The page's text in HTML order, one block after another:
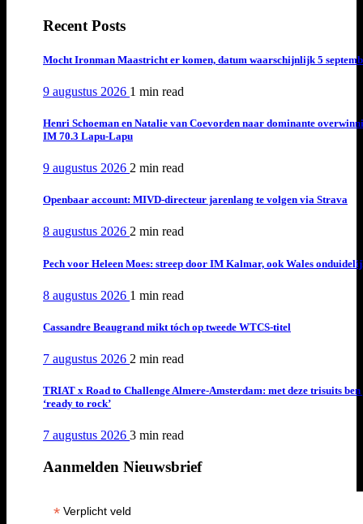
Recent Posts
Mocht Ironman Maastricht er komen, datum waarschijnlijk 5
9 augustus 2026 1 min read
Henri Schoeman en Natalie van Coevorden naar dominante
IM 70.3 Lapu-Lapu
9 augustus 2026 2 min read
Openbaar account: MIVD-directeur jarenlang te volgen via Strava
8 augustus 2026 2 min read
Pech voor Heleen Moes: streep door IM Kalmar, ook Wales
8 augustus 2026 1 min read
Cassandre Beaugrand mikt tóch op tweede WTCS-titel
7 augustus 2026 2 min read
TRIAT x Road to Challenge Almere-Amsterdam: met deze trisuits ben
‘ready to rock’
7 augustus 2026 3 min read
Aanmelden Nieuwsbrief
*Verplicht veld